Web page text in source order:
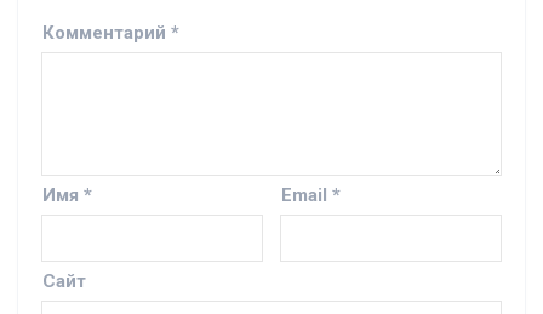
Комментарий *
Имя * Email *
Сайт